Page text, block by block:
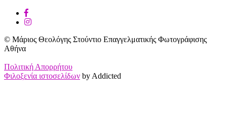
© Μάριος Θεολόγης Στούντιο Επαγγελματικής Φωτογράφισης
Αθήνα
Πολιτική Απορρήτου
Φιλοξενία ιστοσελίδων by Addicted